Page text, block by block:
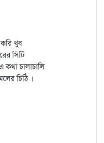
খুব
সিটি
চালাচালি
চিঠি ।